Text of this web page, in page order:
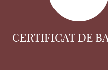
CERTIFICAT DE